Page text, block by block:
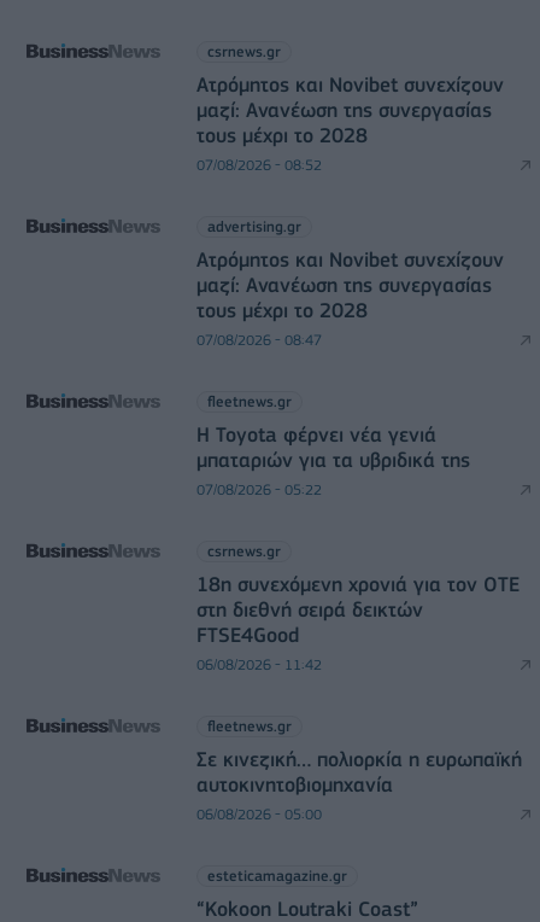
csrnews.gr
Ατρόμητος και Novibet συνεχίζουν
μαζί: Ανανέωση της συνεργασίας
τους μέχρι το 2028
07/08/2026 - 08:52
advertising.gr
Ατρόμητος και Novibet συνεχίζουν
μαζί: Ανανέωση της συνεργασίας
τους μέχρι το 2028
07/08/2026 - 08:47
fleetnews.gr
Η Toyota φέρνει νέα γενιά
μπαταριών για τα υβριδικά της
07/08/2026 - 05:22
csrnews.gr
18η συνεχόμενη χρονιά για τον ΟΤΕ
στη διεθνή σειρά δεικτών
FTSE4Good
06/08/2026 - 11:42
fleetnews.gr
Σε κινεζική… πολιορκία η ευρωπαϊκή
αυτοκινητοβιομηχανία
06/08/2026 - 05:00
esteticamagazine.gr
“Kokoon Loutraki Coast”